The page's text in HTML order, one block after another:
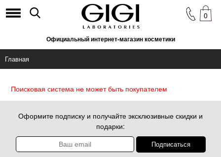
Официальный интернет-магазин косметики
0
Главная
Поисковая система не может быть покупателем
Оформите подписку и получайте эксклюзивные скидки и
подарки: